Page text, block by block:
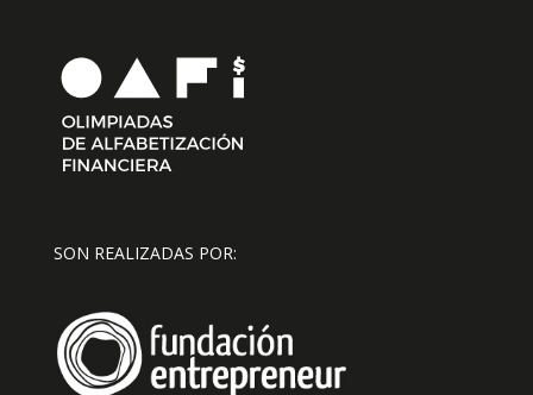
SON REALIZADAS POR: